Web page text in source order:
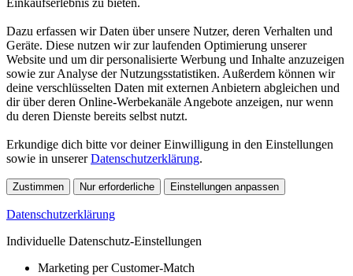
Einkaufserlebnis zu bieten.
Dazu erfassen wir Daten über unsere Nutzer, deren Verhalten und
Geräte. Diese nutzen wir zur laufenden Optimierung unserer
Website und um dir personalisierte Werbung und Inhalte anzuzeigen
sowie zur Analyse der Nutzungsstatistiken. Außerdem können wir
deine verschlüsselten Daten mit externen Anbietern abgleichen und
dir über deren Online-Werbekanäle Angebote anzeigen, nur wenn
du deren Dienste bereits selbst nutzt.
Erkundige dich bitte vor deiner Einwilligung in den Einstellungen
sowie in unsererDatenschutzerklärung.
Zustimmen Nur erforderliche Einstellungen anpassen
Datenschutzerklärung
Individuelle Datenschutz-Einstellungen
Marketing per Customer-Match